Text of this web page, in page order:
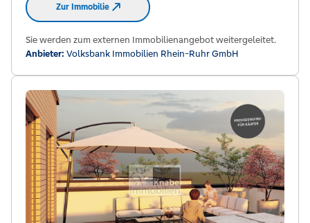
Zur Immobilie
Sie werden zum externen Immobilienangebot weitergeleitet.
Anbieter: Volksbank Immobilien Rhein-Ruhr GmbH